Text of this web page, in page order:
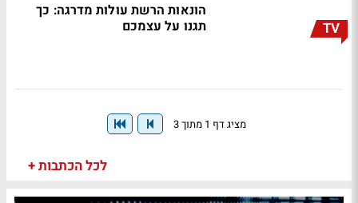
TV
הונאות הרשת עולות מדרגה: כך
תגנו על עצמכם
מציג דף 1 מתוך 3
לכל הכתבות +